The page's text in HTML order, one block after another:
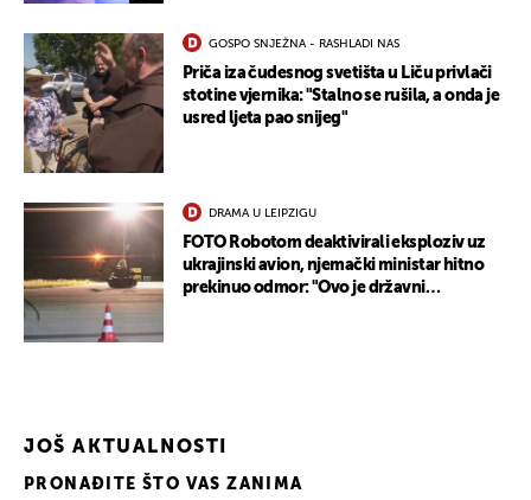
GOSPO SNJEŽNA - RASHLADI NAS
Priča iza čudesnog svetišta u Liču privlači
stotine vjernika: "Stalno se rušila, a onda je
usred ljeta pao snijeg"
DRAMA U LEIPZIGU
FOTO Robotom deaktivirali eksploziv uz
ukrajinski avion, njemački ministar hitno
prekinuo odmor: "Ovo je državni
JOŠ AKTUALNOSTI
PRONAĐITE ŠTO VAS ZANIMA